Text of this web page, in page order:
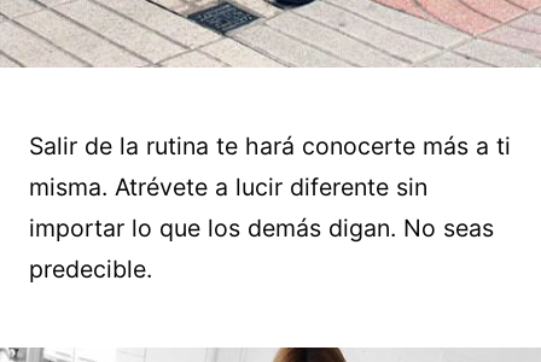
Salir de la rutina te hará conocerte más a ti
misma. Atrévete a lucir diferente sin
importar lo que los demás digan. No seas
predecible.